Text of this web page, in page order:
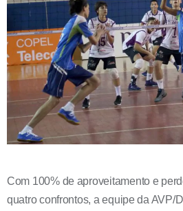
Com 100% de aproveitamento e
quatro confrontos, a equipe da AVP/